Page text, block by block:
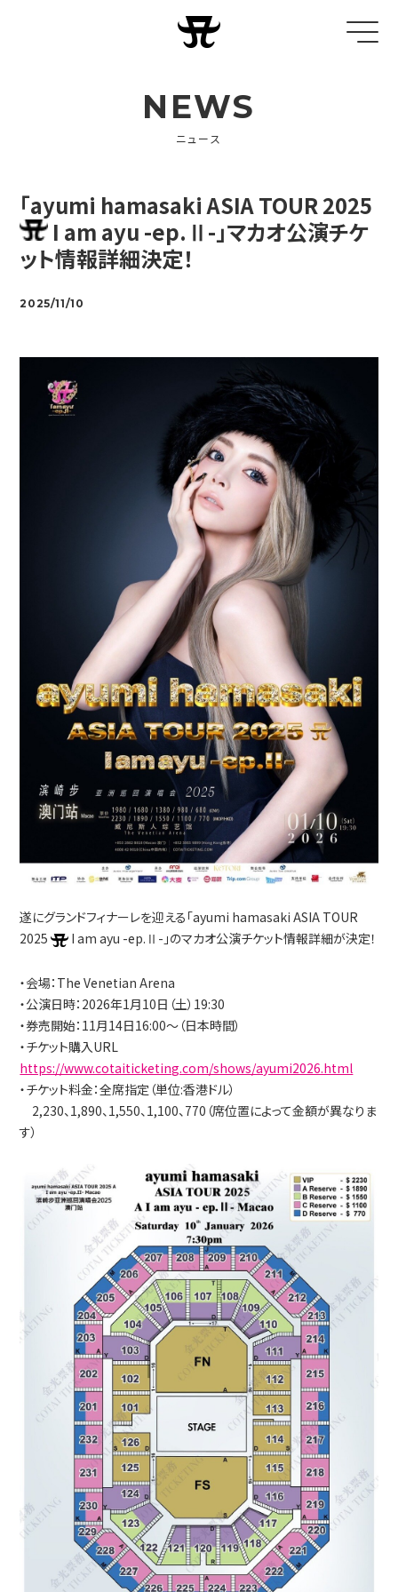
NEWS
ニュース
「ayumi hamasaki ASIA TOUR 2025
I am ayu -ep.Ⅱ-」マカオ公演チケ
ット情報詳細決定！
2025/11/10
遂にグランドフィナーレを迎える「ayumi hamasaki ASIA TOUR
2025
I am ayu -ep.Ⅱ-」のマカオ公演チケット情報詳細が決定！
・会場：The Venetian Arena
・公演日時：2026年1月10日（土）19:30
・券売開始：11月14日16:00～（日本時間）
・チケット購入URL
https://www.cotaiticketing.com/shows/ayumi2026.html
・チケット料金：全席指定（単位:香港ドル）
2,230、1,890、1,550、1,100、770（席位置によって金額が異なりま
す）